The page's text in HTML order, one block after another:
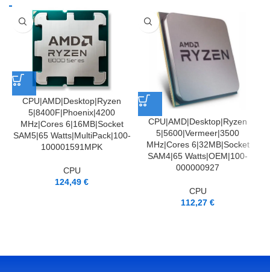
CPU|AMD|Desktop|Ryzen
5|8400F|Phoenix|4200
MHz|Cores 6|16MB|Socket
SAM5|65 Watts|MultiPack|100-
100001591MPK
CPU
124,49€
CPU|AMD|Desktop|Ryzen
5|5600|Vermeer|3500
MHz|Cores 6|32MB|Socket
SAM4|65 Watts|OEM|100-
000000927
CPU
112,27€